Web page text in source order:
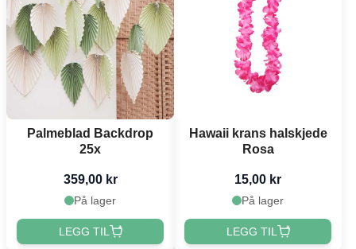
Palmeblad Backdrop
25x
359,00 kr
På lager
LEGG TIL
Hawaii krans halskjede
Rosa
15,00 kr
På lager
LEGG TIL